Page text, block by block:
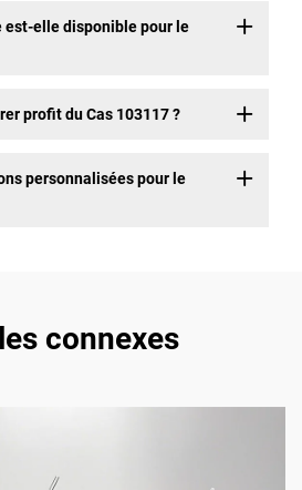
est-elle disponible pour le
profit du Cas 103117 ?
personnalisées pour le
connexes